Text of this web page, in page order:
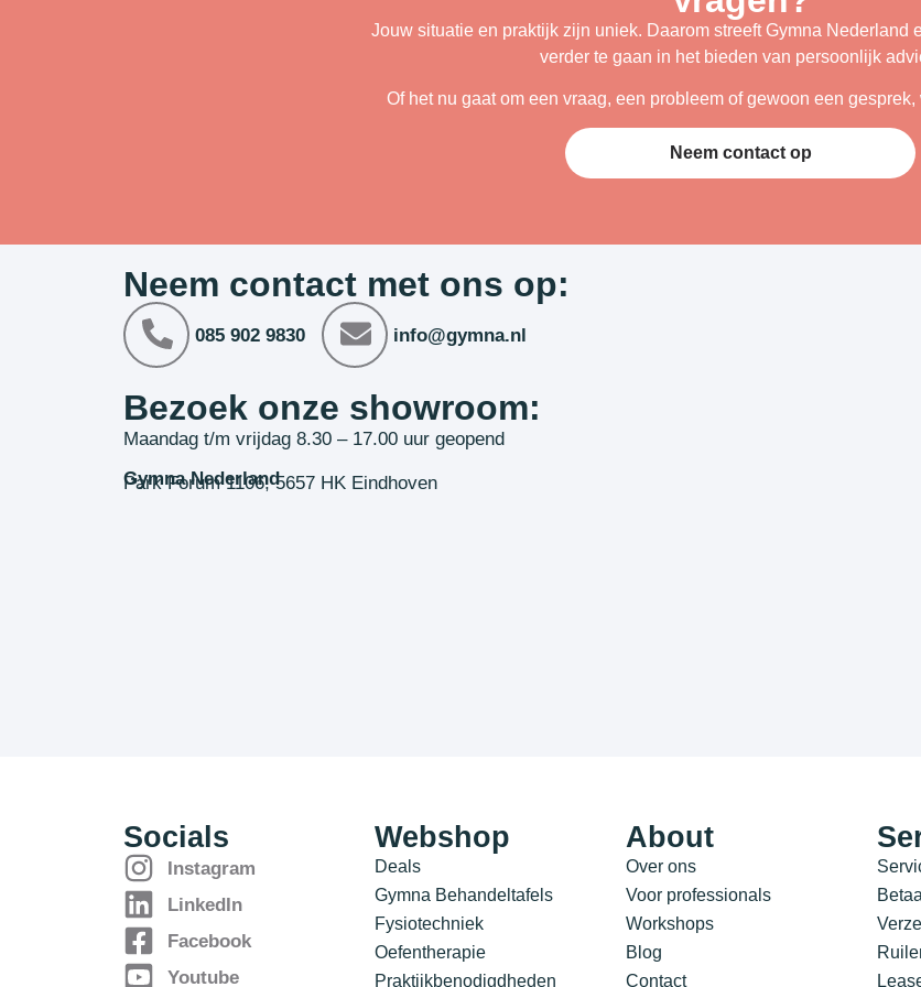
Jouw situatie en praktijk zijn uniek. Daarom streeft Gymna Nederland
verder te gaan in het bieden van persoonlijk
Of het nu gaat om een vraag, een probleem of gewoon een
Neem contact op
Neem contact met ons op:
085 902 9830 info@gymna.nl
Bezoek onze showroom:
Maandag t/m vrijdag 8.30 – 17.00 uur geopend
Gymna Nederland
Park Forum 1106, 5657 HK Eindhoven
Socials
Instagram
LinkedIn
Facebook
Youtube
Webshop
Deals
Gymna Behandeltafels
Fysiotechniek
Oefentherapie
Praktijkbenodigdheden
About
Over ons
Voor professionals
Workshops
Blog
Contact